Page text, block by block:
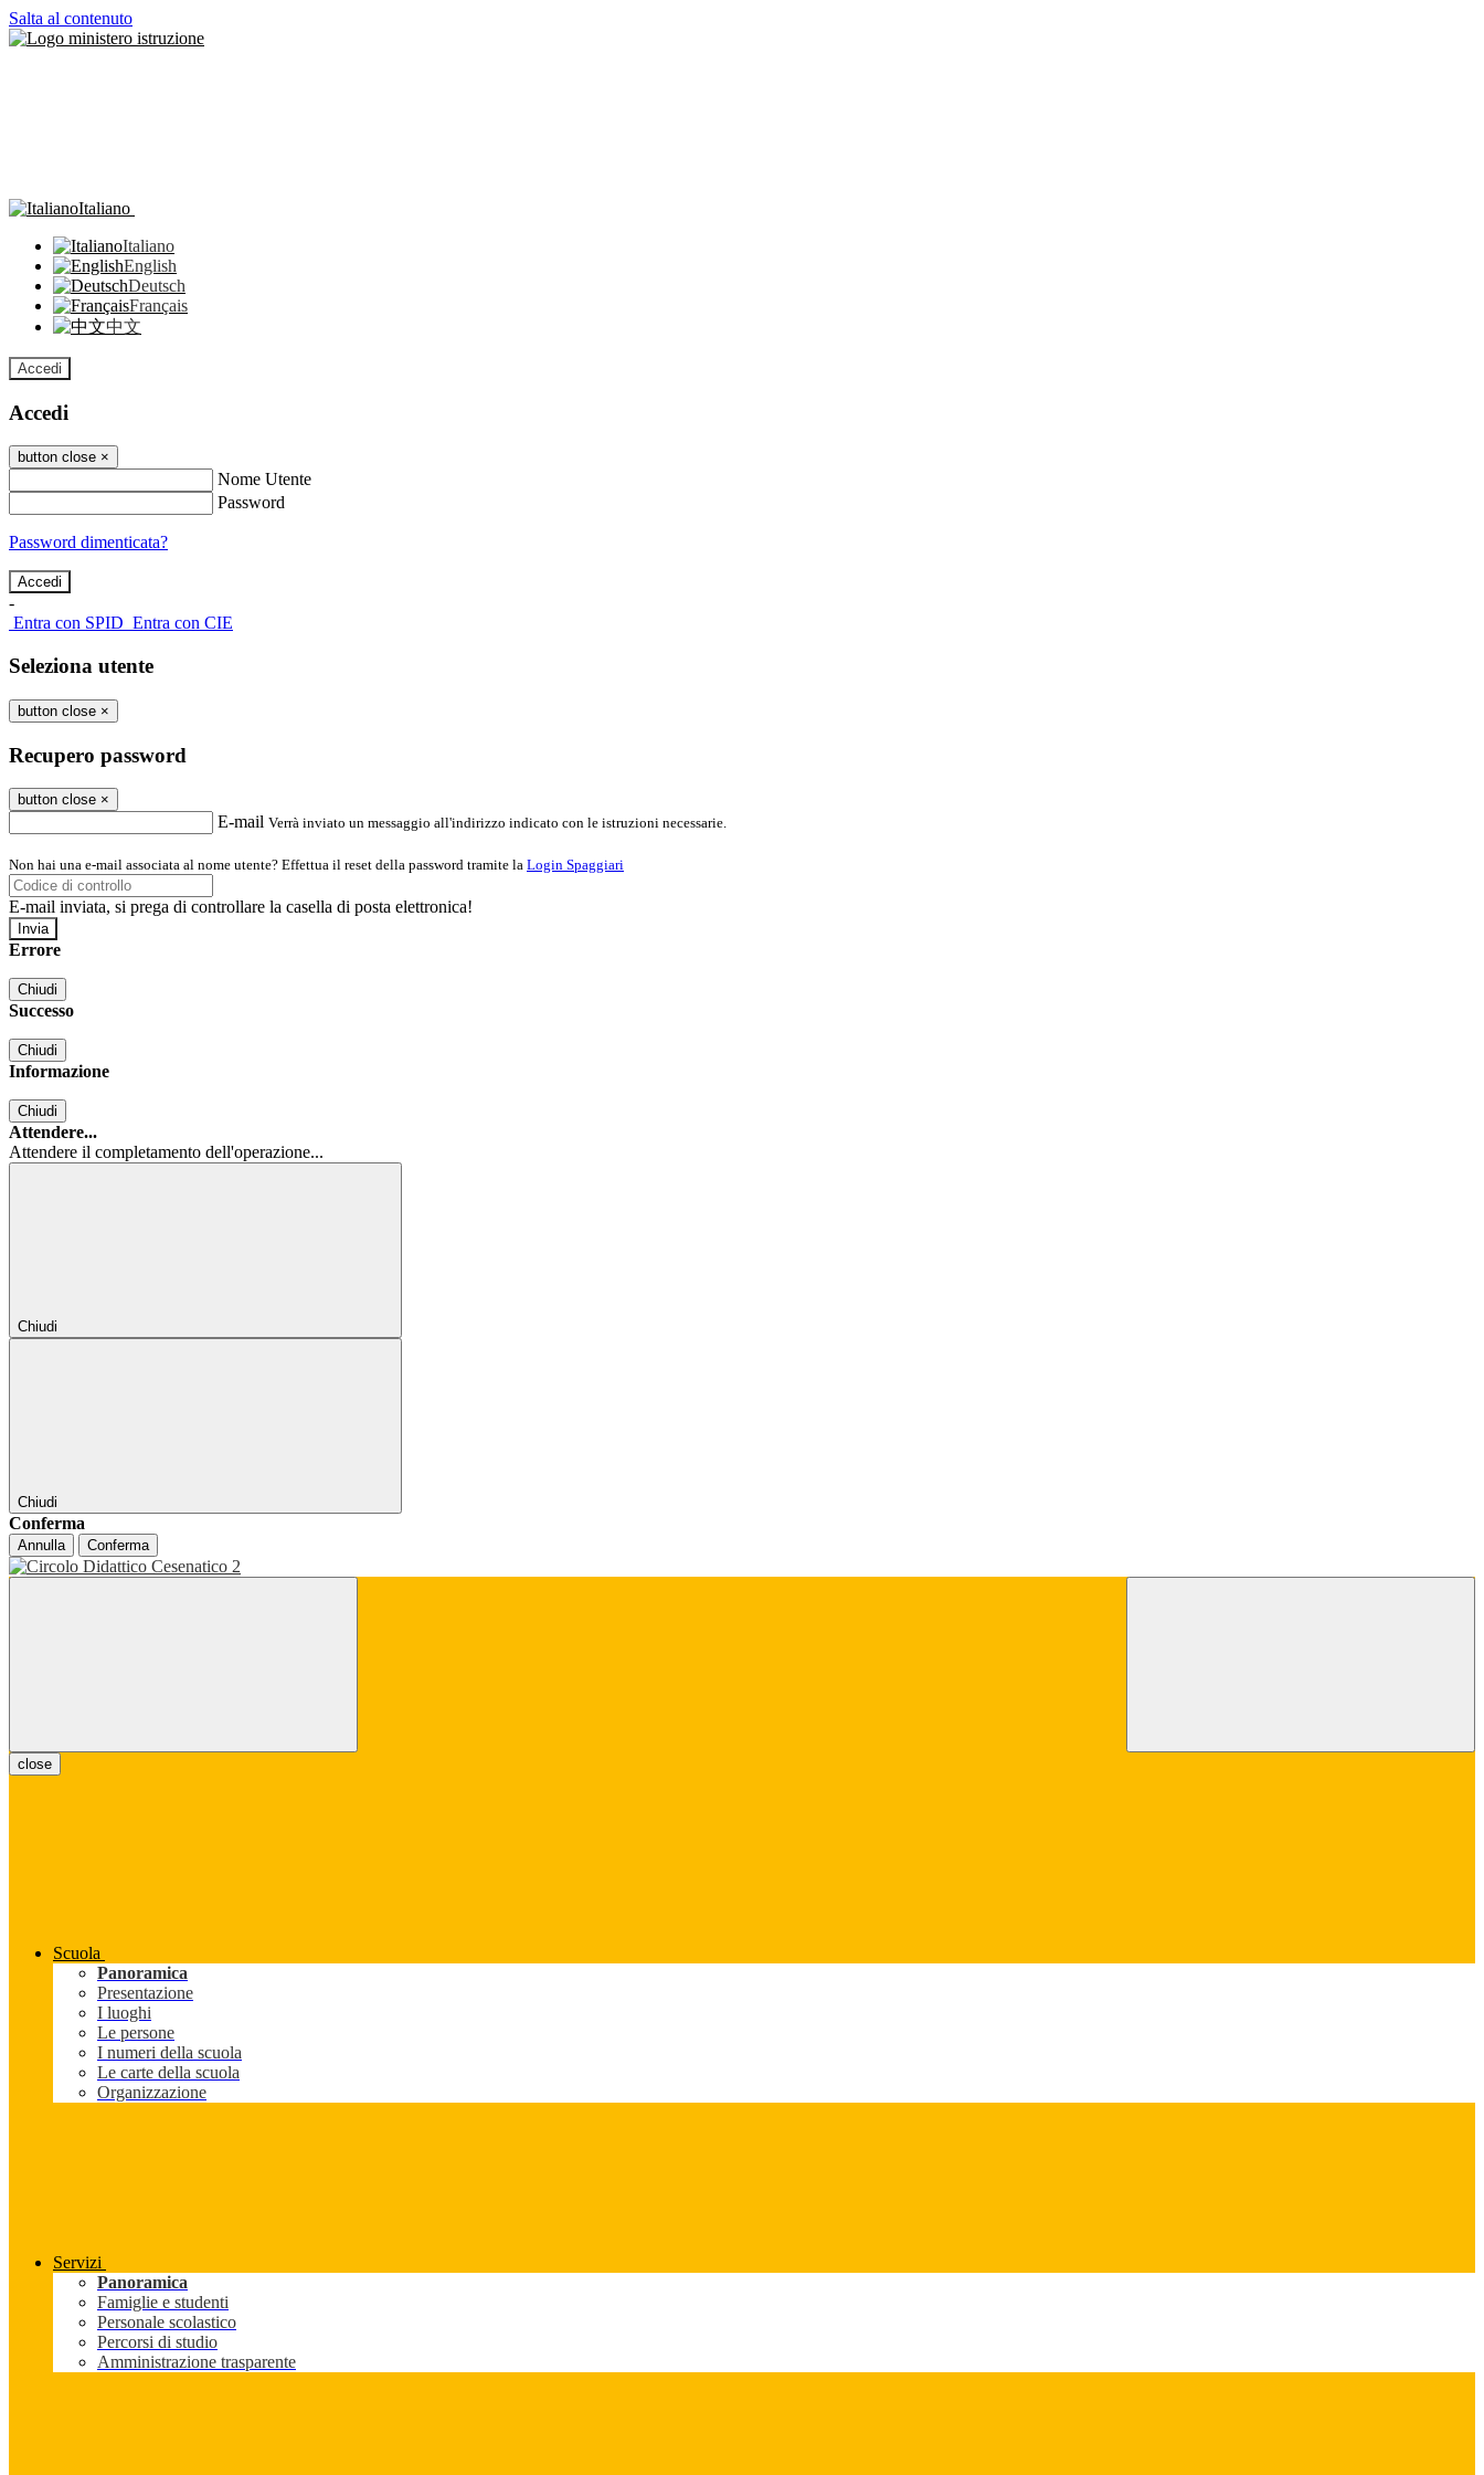
Salta al contenuto
Italiano
Italiano
English
Deutsch
Français
中文
Accedi
Accedi
button close ×
Nome Utente
Password
Password dimenticata?
-
Entra con SPID Entra con CIE
Seleziona utente
button close ×
Recupero password
button close ×
E-mail Verrà inviato un messaggio all'indirizzo indicato con le istruzioni necessarie.
Non hai una e-mail associata al nome utente? Effettua il reset della password tramite la Login Spaggiari
E-mail inviata, si prega di controllare la casella di posta elettronica!
Errore
Chiudi
Successo
Chiudi
Informazione
Chiudi
Attendere...
Attendere il completamento dell'operazione...
Chiudi
Chiudi
Conferma
Annulla Conferma
close
Scuola
Panoramica
Presentazione
I luoghi
Le persone
I numeri della scuola
Le carte della scuola
Organizzazione
Servizi
Panoramica
Famiglie e studenti
Personale scolastico
Percorsi di studio
Amministrazione trasparente